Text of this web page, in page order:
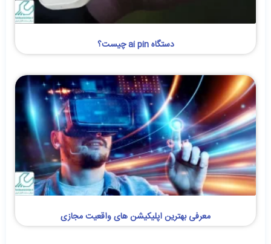
دستگاه ai pin چیست؟
معرفی بهترین اپلیکیشن های واقعیت مجازی